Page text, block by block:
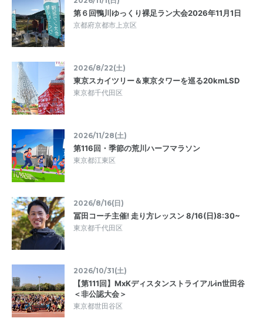
第６回鴨川ゆっくり裸足ラン大会2026年11月1日
京都府京都市上京区
2026/8/22(土)
東京スカイツリー＆東京タワーを巡る20kmLSD
東京都千代田区
2026/11/28(土)
第116回・季節の荒川ハーフマラソン
東京都江東区
2026/8/16(日)
冨田コーチ主催! 走り方レッスン 8/16(日)8:30~
東京都千代田区
2026/10/31(土)
【第111回】MxKディスタンストライアルin世田谷
＜非公認大会＞
東京都世田谷区